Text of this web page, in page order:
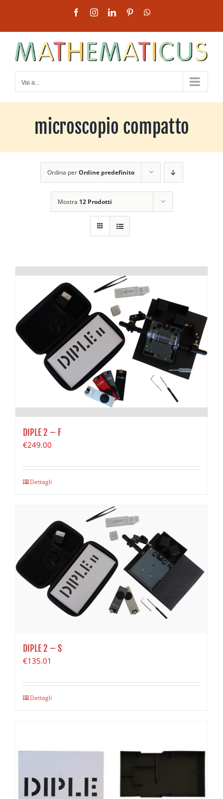
contenuto
FacebookInstagramLinkedInPinterest
Vai a...
microscopio compatto
Ordina perOrdine predefinito
Mostra 12 Prodotti
DIPLE 2 – F
€249.00
Dettagli
DIPLE 2 – S
€135.01
Dettagli